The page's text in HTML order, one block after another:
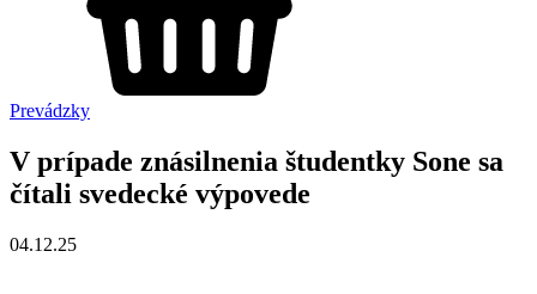
Prevádzky
V prípade znásilnenia študentky Sone sa
čítali svedecké výpovede
04.12.25